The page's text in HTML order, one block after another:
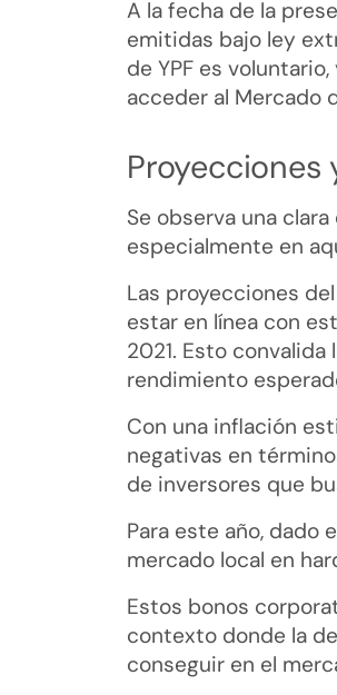
A la fecha de la
emitidas bajo ley
de YPF es
acceder al Mercado
Proyecciones
Se observa una
especialmente en
Las proyecciones
estar en línea con
2021. Esto
rendimiento
Con una inflación
negativas en
de inversores que
Para este año, dado
mercado local en
Estos bonos
contexto donde la
conseguir en el